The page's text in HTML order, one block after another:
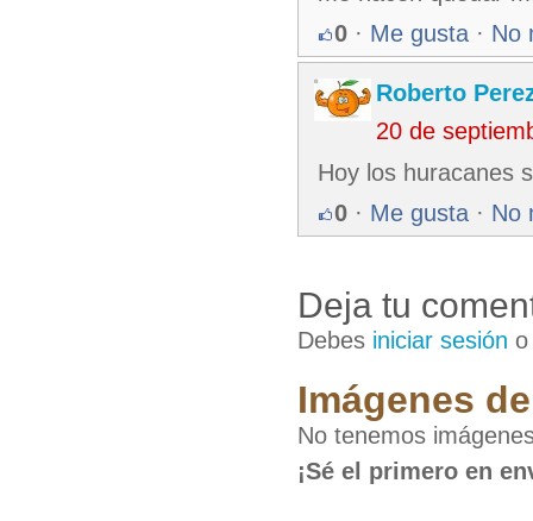
0 · Me gusta · No
Roberto
20 de
Hoy los huracanes
0 · Me gusta · No
Deja tu
Debes iniciar sesión
Imágenes
No tenemos
¡Sé el primero en